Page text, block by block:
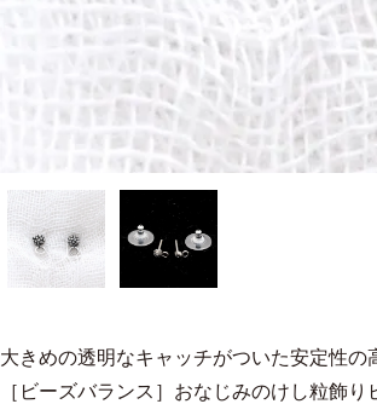
大きめの透明なキャッチがついた安定性の
［ビーズバランス］おなじみのけし粒飾り